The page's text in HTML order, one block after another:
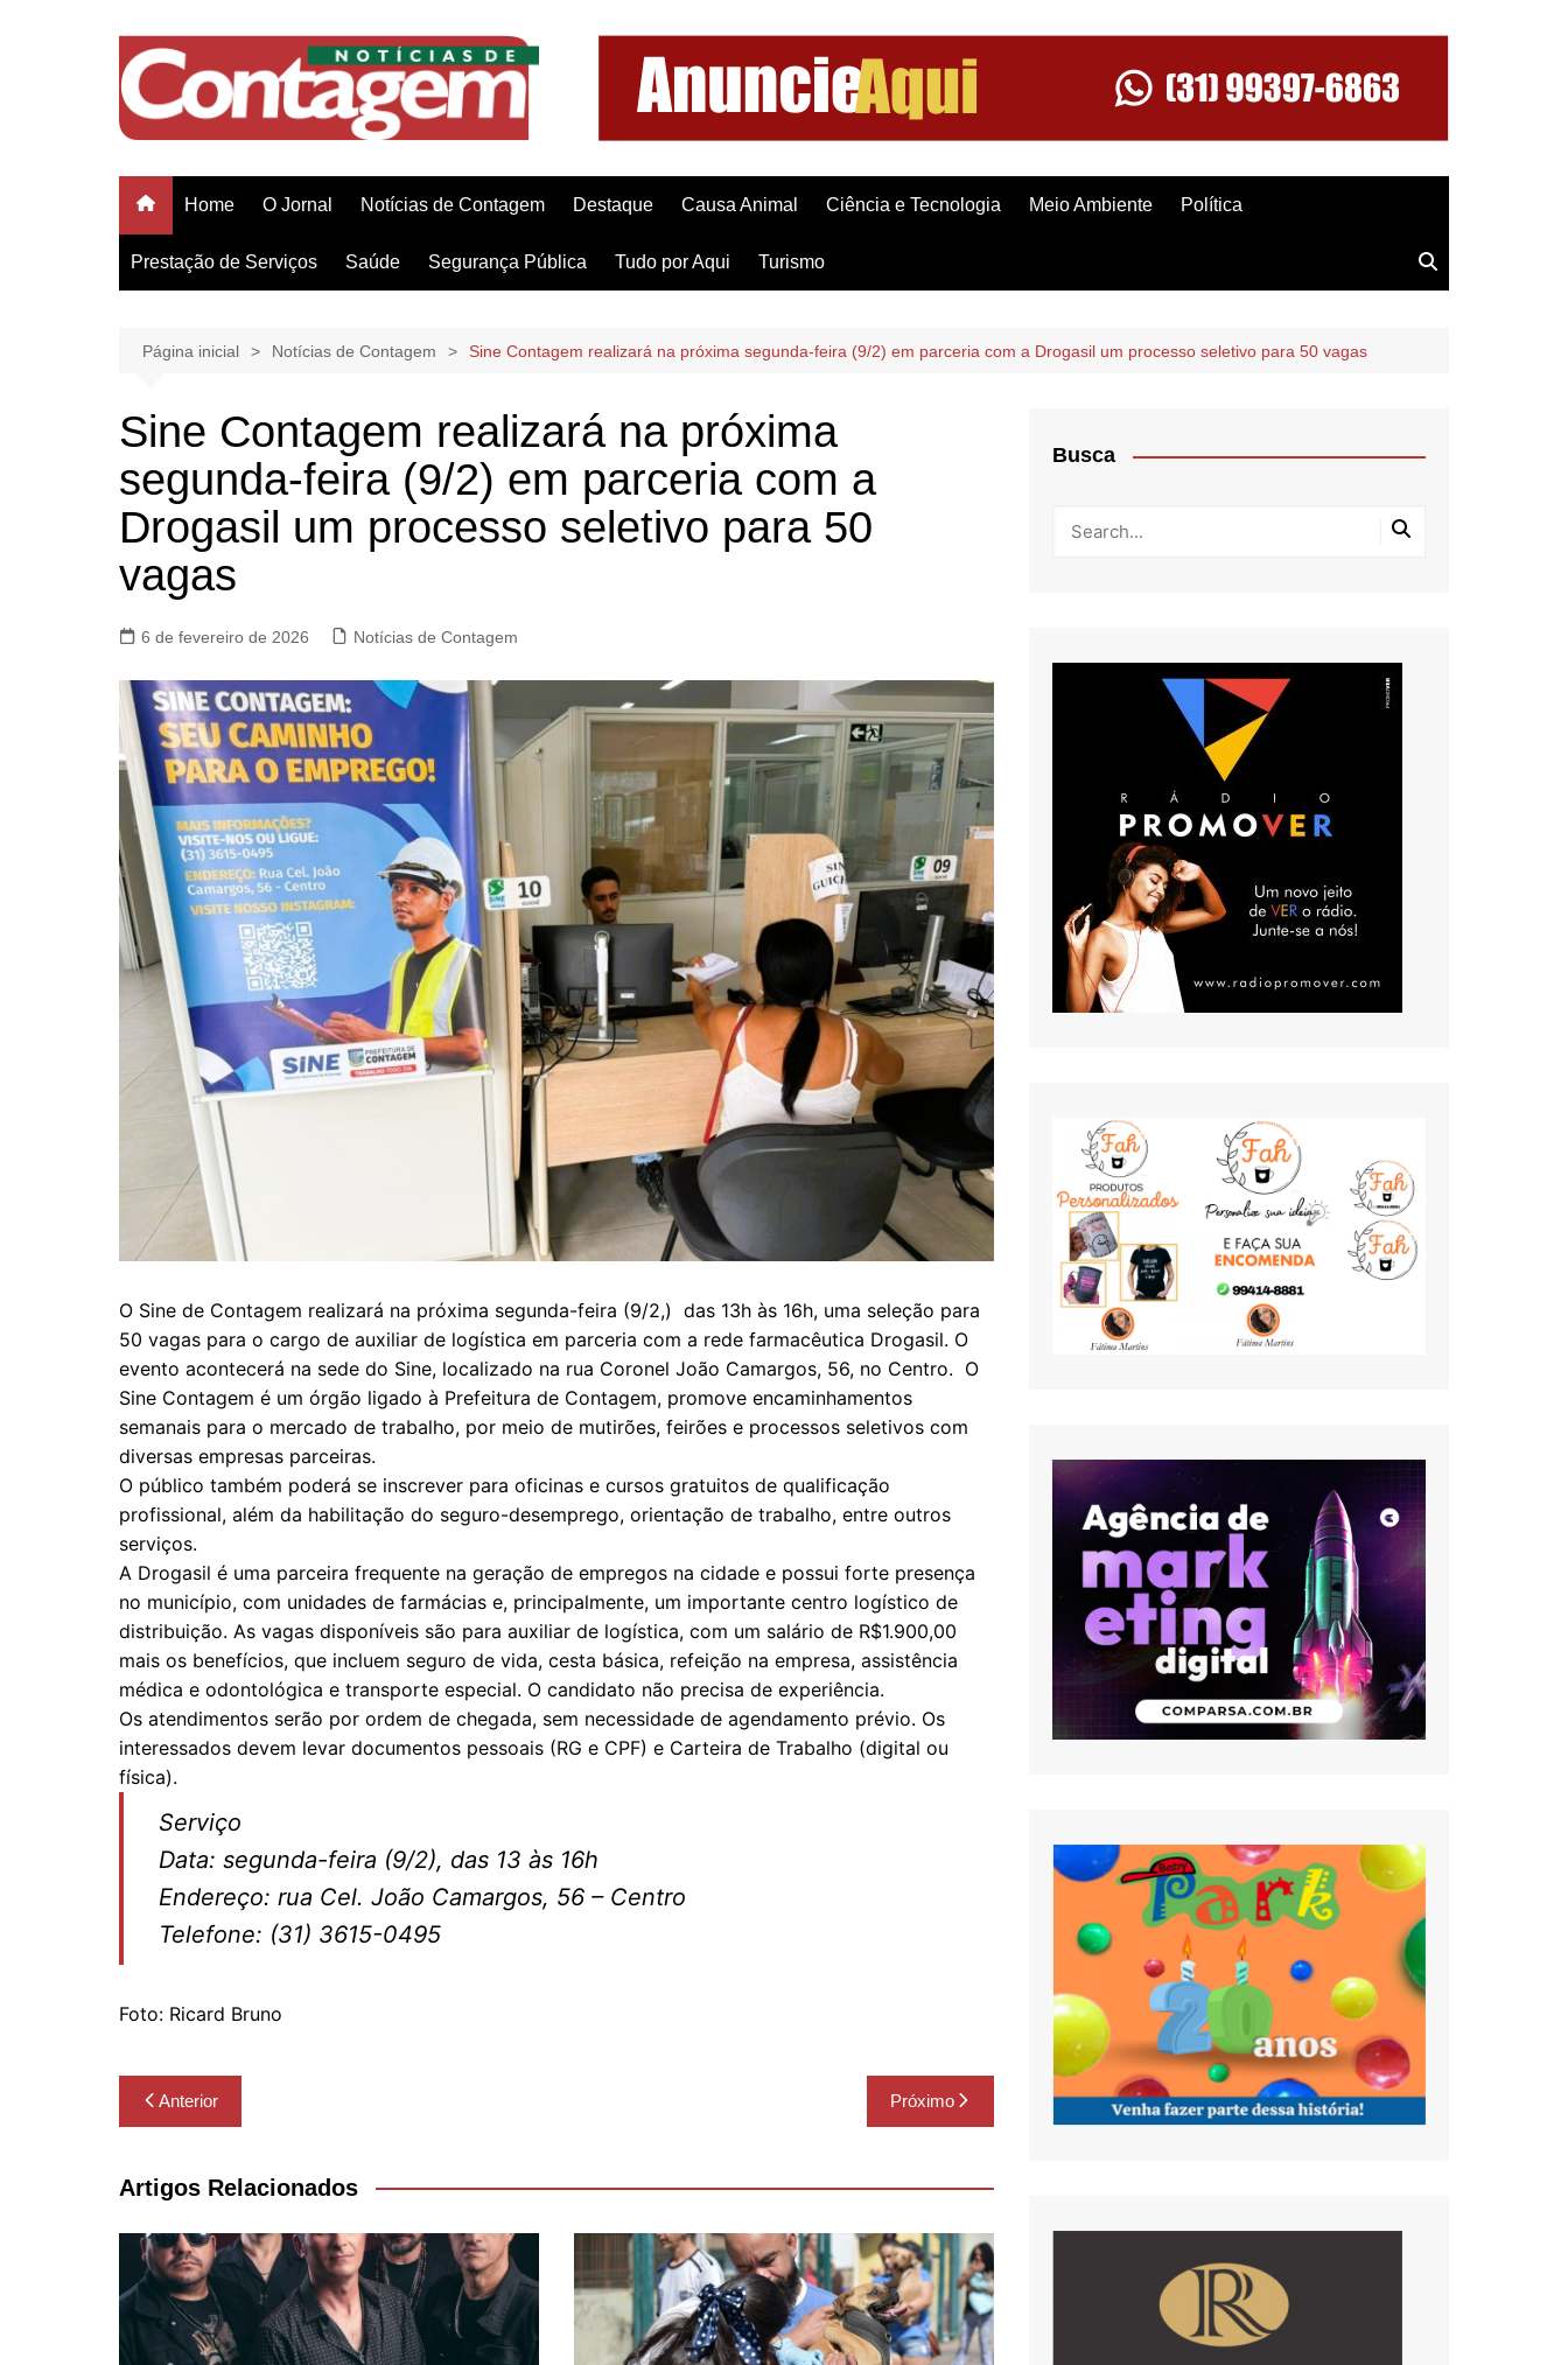
Home O Jornal Notícias de Contagem Destaque Causa Animal Ciência e Tecnologia Meio Ambiente Política
Prestação de Serviços Saúde Segurança Pública Tudo por Aqui Turismo
Página inicial Notícias de Contagem Sine Contagem realizará na próxima segunda-feira (9/2) em parceria com a Drogasil um processo seletivo para 50 vagas
Sine Contagem realizará na próxima
segunda-feira (9/2) em parceria com a
Drogasil um processo seletivo para 50
vagas
6 de fevereiro de 2026 Notícias de Contagem
O Sine de Contagem realizará na próxima segunda-feira (9/2,) das 13h às 16h, uma seleção para
50 vagas para o cargo de auxiliar de logística em parceria com a rede farmacêutica Drogasil. O
evento acontecerá na sede do Sine, localizado na rua Coronel João Camargos, 56, no Centro. O
Sine Contagem é um órgão ligado à Prefeitura de Contagem, promove encaminhamentos
semanais para o mercado de trabalho, por meio de mutirões, feirões e processos seletivos com
diversas empresas parceiras.
O público também poderá se inscrever para oficinas e cursos gratuitos de qualificação
profissional, além da habilitação do seguro-desemprego, orientação de trabalho, entre outros
serviços.
A Drogasil é uma parceira frequente na geração de empregos na cidade e possui forte presença
no município, com unidades de farmácias e, principalmente, um importante centro logístico de
distribuição. As vagas disponíveis são para auxiliar de logística, com um salário de R$1.900,00
mais os benefícios, que incluem seguro de vida, cesta básica, refeição na empresa, assistência
médica e odontológica e transporte especial. O candidato não precisa de experiência.
Os atendimentos serão por ordem de chegada, sem necessidade de agendamento prévio. Os
interessados devem levar documentos pessoais (RG e CPF) e Carteira de Trabalho (digital ou
física).
Serviço
Data: segunda-feira (9/2), das 13 às 16h
Endereço: rua Cel. João Camargos, 56 – Centro
Telefone: (31) 3615-0495
Foto: Ricard Bruno
Navegação
de
Post
Anterior Próximo
Artigos Relacionados
Busca